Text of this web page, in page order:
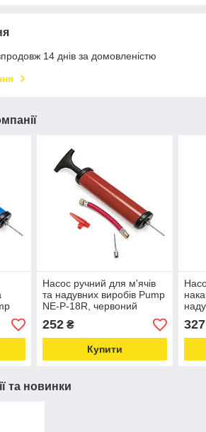
14 днів за домовленістю
Насос ручний для м'ячів
та надувних виробів Pump
NE-P-18R, червоний
Love&Life -online-
multimarket-
252₴
Купити
NE-
-
327
та новинки